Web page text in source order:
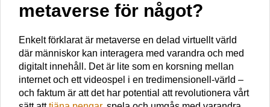
metaverse för något?
Enkelt förklarat är metaverse en delad virtuellt värld
där människor kan interagera med varandra och med
digitalt innehåll. Det är lite som en korsning mellan
internet och ett videospel i en tredimensionell-värld –
och faktum är att det har potential att revolutionera vårt